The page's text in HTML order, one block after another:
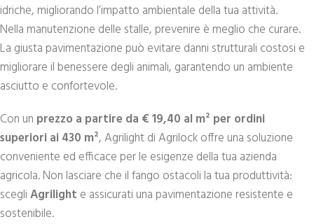
idriche, migliorando l’impatto ambientale della tua attività.
Nella manutenzione delle stalle, prevenire è meglio che curare.
La giusta pavimentazione può evitare danni strutturali costosi e
migliorare il benessere degli animali, garantendo un ambiente
asciutto e confortevole.
Con un prezzo a partire da € 19,40 al m² per ordini
superiori ai 430 m², Agrilight di Agrilock offre una soluzione
conveniente ed efficace per le esigenze della tua azienda
agricola. Non lasciare che il fango ostacoli la tua produttività:
scegliAgrilight e assicurati una pavimentazione resistente e
sostenibile.